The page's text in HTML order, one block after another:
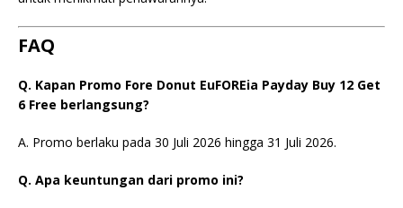
FAQ
Q. Kapan Promo Fore Donut EuFOREia Payday Buy 12 Get
6 Free berlangsung?
A. Promo berlaku pada 30 Juli 2026 hingga 31 Juli 2026.
Q. Apa keuntungan dari promo ini?